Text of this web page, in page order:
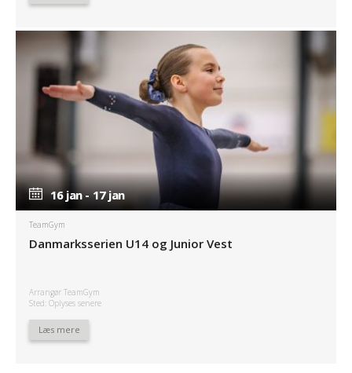
16 jan - 17 jan
16 jan - 17 jan
TeamGym
Danmarksserien U14 og Junior Vest
Arrangør TeamGym
Sted: Oplyses senere
Læs mere